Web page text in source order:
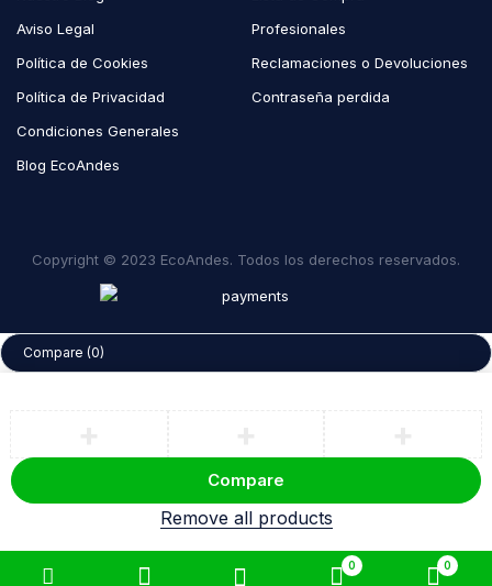
Aviso Legal
Política de Cookies
Política de Privacidad
Condiciones Generales
Blog EcoAndes
Profesionales
Reclamaciones o Devoluciones
Contraseña perdida
Copyright © 2023 EcoAndes. Todos los derechos reservados.
0 0
Compare (0)
Compare
Remove all products